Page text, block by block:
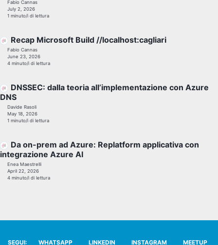
Fabio Cannas
July 2, 2026
1 minuto/i di lettura
Recap Microsoft Build //localhost:cagliari
Fabio Cannas
June 23, 2026
4 minuto/i di lettura
DNSSEC: dalla teoria all’implementazione con Azure
DNS
Davide Rasoli
May 18, 2026
1 minuto/i di lettura
Da on-prem ad Azure: Replatform applicativa con
integrazione Azure AI
Enea Maestrelli
April 22, 2026
4 minuto/i di lettura
SEGUI: WHATSAPP LINKEDIN INSTAGRAM MEETUP